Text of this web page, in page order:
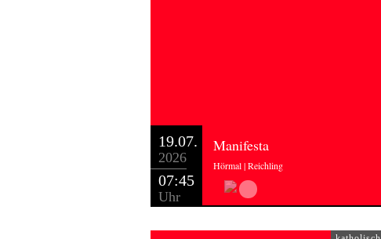
19.07.
2026
07:45
Uhr
Manifesta
Hörmal | Reichling